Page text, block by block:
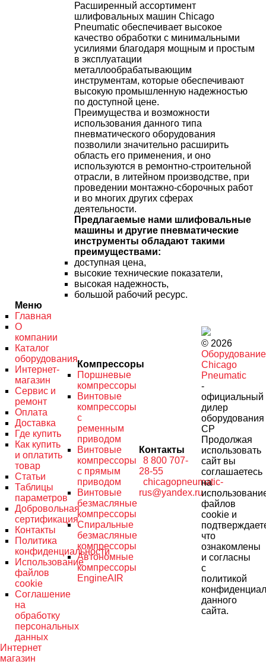
Расширенный ассортимент
шлифовальных машин Chicago
Pneumatic обеспечивает высокое
качество обработки с минимальными
усилиями благодаря мощным и простым
в эксплуатации
металлообрабатывающим
инструментам, которые обеспечивают
высокую промышленную надежностью
по доступной цене.
Преимущества и возможности
использования данного типа
пневматического оборудования
позволили значительно расширить
область его применения, и оно
используются в ремонтно-строительной
отрасли, в литейном производстве, при
проведении монтажно-сборочных работ
и во многих других сферах
деятельности.
Предлагаемые нами шлифовальные
машины и другие пневматические
инструменты обладают такими
преимуществами:
доступная цена,
высокие технические показатели,
высокая надежность,
большой рабочий ресурс.
Меню
Главная
О
компании
Каталог
оборудования
Интернет-
магазин
Сервис и
ремонт
Оплата
Доставка
Где купить
Как купить
и оплатить
товар
Статьи
Таблицы
параметров
Добровольная
сертификация
Контакты
Политика
конфиденциальности
Использование
файлов
cookie
Соглашение
на
обработку
персональных
данных
Компрессоры
Поршневые
компрессоры
Винтовые
компрессоры
с
ременным
приводом
Винтовые
компрессоры
с прямым
приводом
Винтовые
безмасляные
компрессоры
Спиральные
безмасляные
компрессоры
Автономные
компрессоры
EngineAIR
Контакты
8 800 707-
28-55
chicagopneumatic-
rus@yandex.ru
© 2026
Оборудование
Chicago
Pneumatic
-
официальный
дилер
оборудования
CP
Продолжая
использовать
сайт вы
соглашаетесь
на
файлов
cookie и
что
ознакомлены
и согласны
с
политикой
данного
сайта.
Интернет
магазин